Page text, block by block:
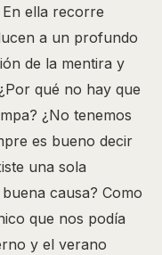
ella recorre
a un profundo
de la mentira y
qué no hay que
¿No tenemos
es bueno decir
una sola
causa? Como
que nos podía
y el verano